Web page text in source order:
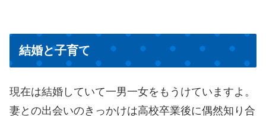
結婚と子育て
現在は結婚していて一男一女をもうけていますよ。
妻との出会いのきっかけは高校卒業後に偶然知り合